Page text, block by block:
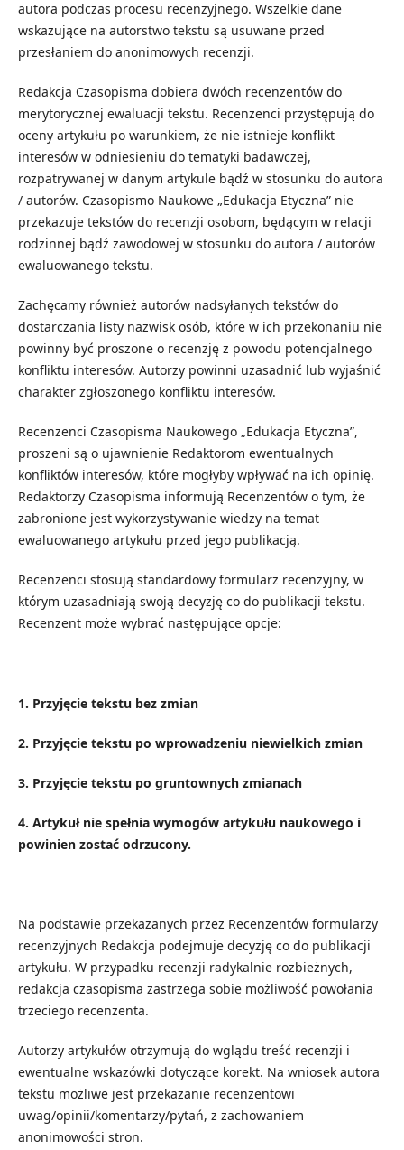
autora podczas procesu recenzyjnego. Wszelkie dane
wskazujące na autorstwo tekstu są usuwane przed
przesłaniem do anonimowych recenzji.
Redakcja Czasopisma dobiera dwóch recenzentów do
merytorycznej ewaluacji tekstu. Recenzenci przystępują do
oceny artykułu po warunkiem, że nie istnieje konflikt
interesów w odniesieniu do tematyki badawczej,
rozpatrywanej w danym artykule bądź w stosunku do autora
/ autorów. Czasopismo Naukowe „Edukacja Etyczna” nie
przekazuje tekstów do recenzji osobom, będącym w relacji
rodzinnej bądź zawodowej w stosunku do autora / autorów
ewaluowanego tekstu.
Zachęcamy również autorów nadsyłanych tekstów do
dostarczania listy nazwisk osób, które w ich przekonaniu nie
powinny być proszone o recenzję z powodu potencjalnego
konfliktu interesów. Autorzy powinni uzasadnić lub wyjaśnić
charakter zgłoszonego konfliktu interesów.
Recenzenci Czasopisma Naukowego „Edukacja Etyczna”,
proszeni są o ujawnienie Redaktorom ewentualnych
konfliktów interesów, które mogłyby wpływać na ich opinię.
Redaktorzy Czasopisma informują Recenzentów o tym, że
zabronione jest wykorzystywanie wiedzy na temat
ewaluowanego artykułu przed jego publikacją.
Recenzenci stosują standardowy formularz recenzyjny, w
którym uzasadniają swoją decyzję co do publikacji tekstu.
Recenzent może wybrać następujące opcje:
1. Przyjęcie tekstu bez zmian
2. Przyjęcie tekstu po wprowadzeniu niewielkich zmian
3. Przyjęcie tekstu po gruntownych zmianach
4. Artykuł nie spełnia wymogów artykułu naukowego i
powinien zostać odrzucony.
Na podstawie przekazanych przez Recenzentów formularzy
recenzyjnych Redakcja podejmuje decyzję co do publikacji
artykułu. W przypadku recenzji radykalnie rozbieżnych,
redakcja czasopisma zastrzega sobie możliwość powołania
trzeciego recenzenta.
Autorzy artykułów otrzymują do wglądu treść recenzji i
ewentualne wskazówki dotyczące korekt. Na wniosek autora
tekstu możliwe jest przekazanie recenzentowi
uwag/opinii/komentarzy/pytań, z zachowaniem
anonimowości stron.